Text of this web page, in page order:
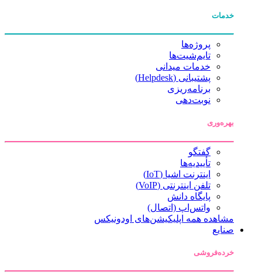
خدمات
پروژه‌ها
تایم‌شیت‌ها
خدمات میدانی
پشتیبانی (Helpdesk)
برنامه‌ریزی
نوبت‌دهی
بهره‌وری
گفتگو
تأییدیه‌ها
اینترنت اشیا (IoT)
تلفن اینترنتی (VoIP)
پایگاه دانش
واتس‌اپ (اتصال)
مشاهده همه اپلیکیشن‌های اودونیکس
صنایع
خرده‌فروشی